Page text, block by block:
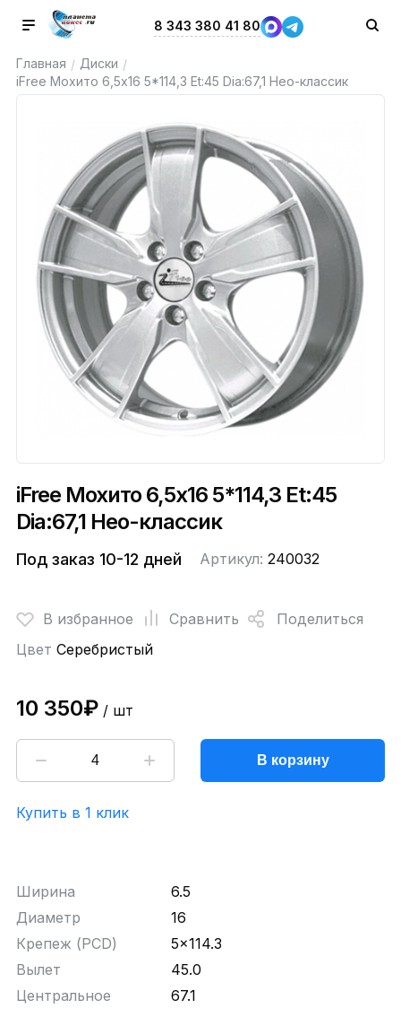
8 343 380 41 80
Главная / Диски /
iFree Мохито 6,5x16 5*114,3 Et:45 Dia:67,1 Нео-классик
iFree Мохито 6,5x16 5*114,3 Et:45
Dia:67,1 Нео-классик
Под заказ 10-12 дней Артикул: 240032
В избранное Сравнить
Поделиться
Цвет Серебристый
10 350₽/ шт
В корзину
Купить в 1 клик
Ширина
6.5
Диаметр
16
Крепеж (PCD)
5x114.3
Вылет
45.0
Центральное
67.1